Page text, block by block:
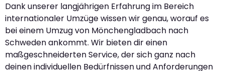
Dank unserer langjährigen Erfahrung im Bereich
internationaler Umzüge wissen wir genau, worauf es
bei einem Umzug von Mönchengladbach nach
Schweden ankommt. Wir bieten dir einen
maßgeschneiderten Service, der sich ganz nach
deinen individuellen Bedürfnissen und Anforderungen